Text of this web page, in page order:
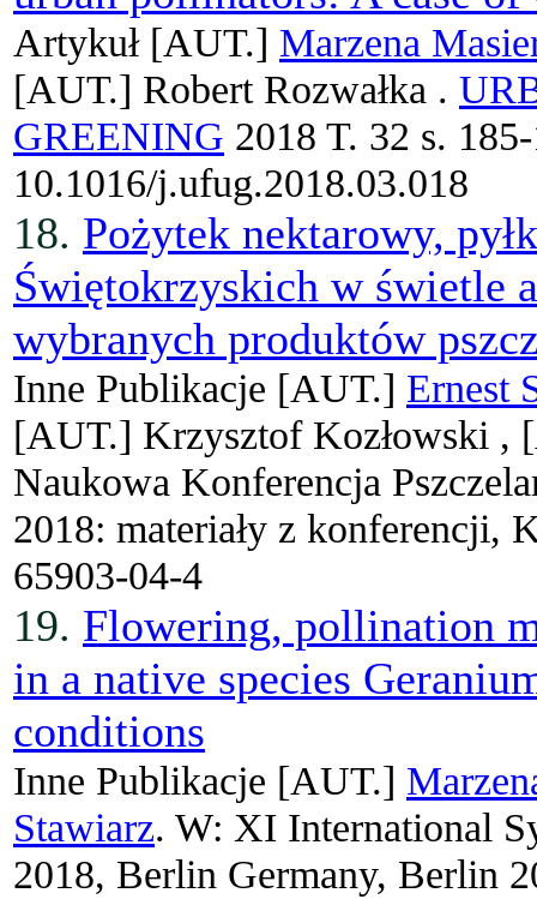
Artykuł[AUT.] Marzena
[AUT.] Robert Rozwałka .
GREENING 2018 T. 32 s.
10.1016/j.ufug.2018.03.018
18. Pożytek nektarowy,
Świętokrzyskich w świetle
wybranych produktów
Inne Publikacje [AUT.] Ernest
[AUT.] Krzysztof Kozłowski ,
Naukowa Konferencja
2018: materiały z konferencji,
65903-04-4
19. Flowering, pollination
in a native species
conditions
Inne Publikacje [AUT.]
Stawiarz. W: XI International
2018, Berlin Germany, Berlin